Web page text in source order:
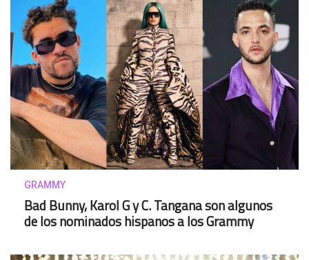
GRAMMY
Bad Bunny, Karol G y C. Tangana son algunos
de los nominados hispanos a los Grammy